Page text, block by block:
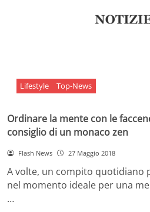
Lifestyle Top-News
Ordinare la mente con le
consiglio di un monaco zen
Flash News 27 Maggio 2018
A volte, un compito quotidiano
nel momento ideale per una
…